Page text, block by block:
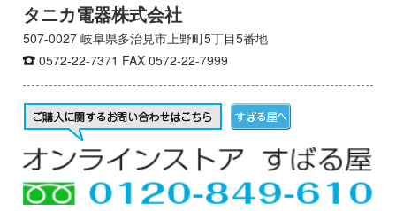
タニカ電器株式会社
507-0027 岐阜県多治見市上野町5丁目5番地
0572-22-7371 FAX 0572-22-7999